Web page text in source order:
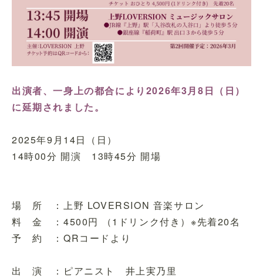
出演者、一身上の都合により2026年3月8日（日）
に延期されました。
2025年9月14日（日）
14時00分 開演 13時45分 開場
場 所 ：上野 LOVERSION 音楽サロン
料 金 ：4500円 （1ドリンク付き）※先着20名
予 約 ：QRコードより
出 演 ：ピアニスト 井上実乃里